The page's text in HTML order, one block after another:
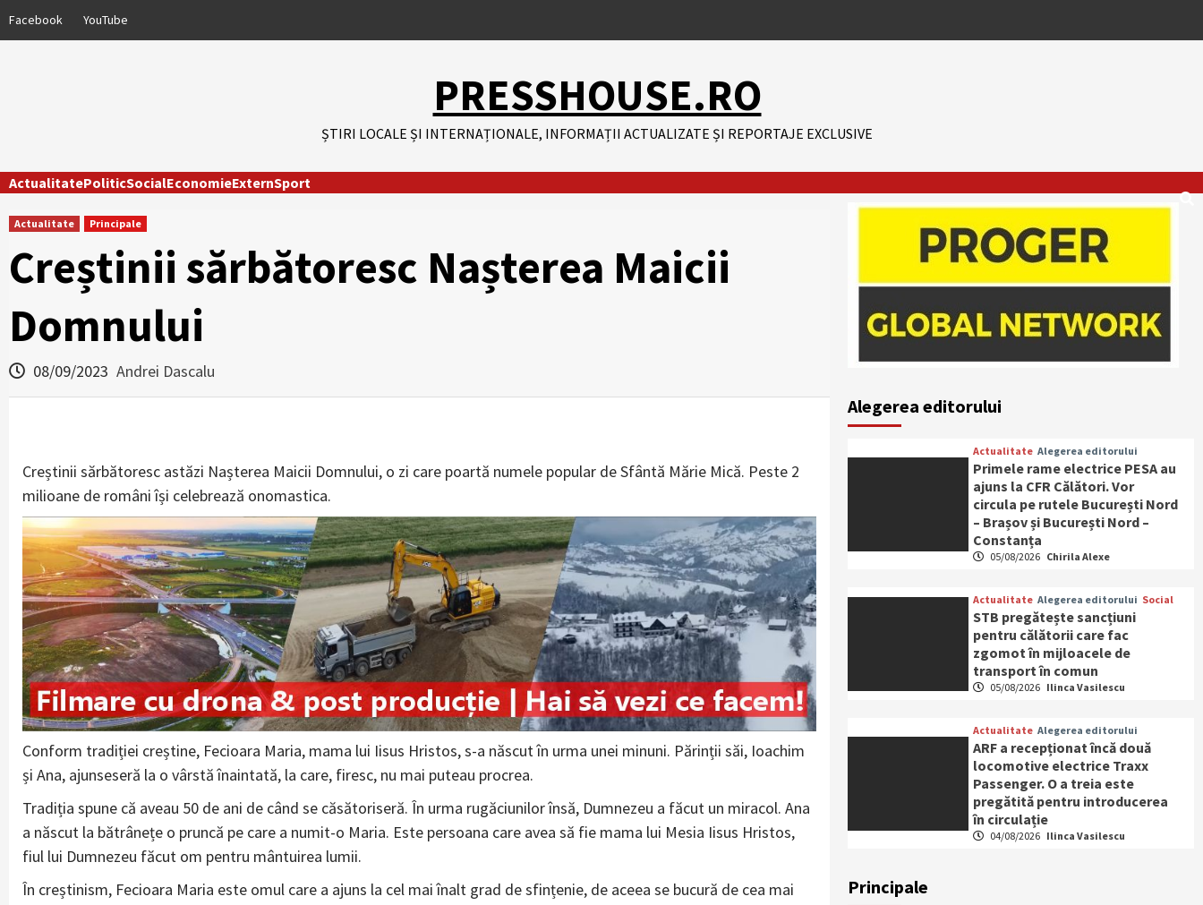
Facebook YouTube
PRESSHOUSE.RO
ȘTIRI LOCALE ȘI INTERNAȚIONALE, INFORMAȚII ACTUALIZATE ȘI REPORTAJE EXCLUSIVE
ActualitatePoliticSocialEconomieExternSport
Actualitate Principale
Creștinii sărbătoresc Nașterea Maicii
Domnului
08/09/2023 Andrei Dascalu
Creștinii sărbătoresc astăzi Nașterea Maicii Domnului, o zi care poartă numele popular de Sfântă Mărie Mică. Peste 2
milioane de români își celebrează onomastica.
Conform tradiției creștine, Fecioara Maria, mama lui Iisus Hristos, s-a născut în urma unei minuni. Părinții săi, Ioachim
și Ana, ajunseseră la o vârstă înaintată, la care, firesc, nu mai puteau procrea.
Tradiția spune că aveau 50 de ani de când se căsătoriseră. În urma rugăciunilor însă, Dumnezeu a făcut un miracol. Ana
a născut la bătrânețe o pruncă pe care a numit-o Maria. Este persoana care avea să fie mama lui Mesia Iisus Hristos,
fiul lui Dumnezeu făcut om pentru mântuirea lumii.
În creștinism, Fecioara Maria este omul care a ajuns la cel mai înalt grad de sfințenie, de aceea se bucură de cea mai
Alegerea editorului
Actualitate Alegerea editorului
Primele rame electrice PESA au
ajuns la CFR Călători. Vor
circula pe rutele București Nord
– Brașov și București Nord –
Constanța
05/08/2026 Chirila Alexe
Actualitate Alegerea editorului Social
STB pregătește sancțiuni
pentru călătorii care fac
zgomot în mijloacele de
transport în comun
05/08/2026 Ilinca Vasilescu
Actualitate Alegerea editorului
ARF a recepționat încă două
locomotive electrice Traxx
Passenger. O a treia este
pregătită pentru introducerea
în circulație
04/08/2026 Ilinca Vasilescu
Principale